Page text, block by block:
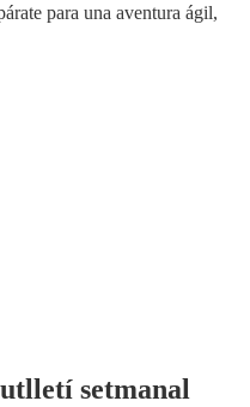
para una aventura ágil,
setmanal